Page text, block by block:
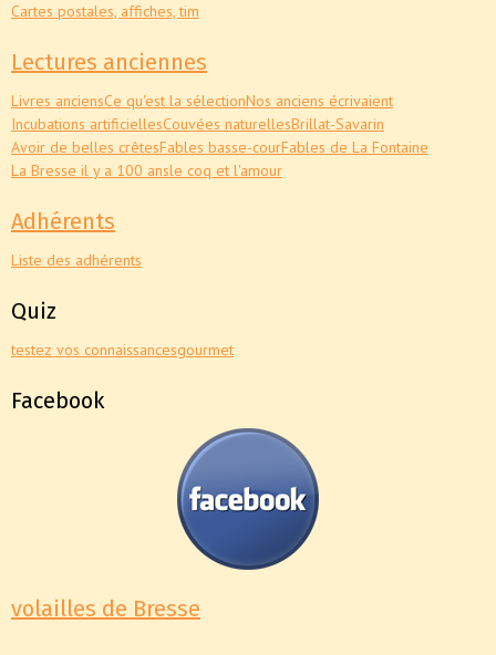
Cartes postales, affiches, tim
Lectures anciennes
Livres anciensCe qu'est la sélectionNos anciens écrivaient
Incubations artificiellesCouvées naturellesBrillat-Savarin
Avoir de belles crêtesFables basse-courFables de La Fontaine
La Bresse il y a 100 ansle coq et l'amour
Adhérents
Liste des adhérents
Quiz
testez vos connaissancesgourmet
Facebook
volailles de Bresse